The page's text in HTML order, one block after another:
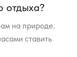
отдыха?
на природе.
ставить